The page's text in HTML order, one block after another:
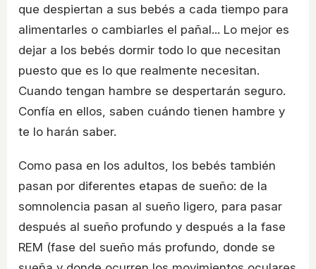
que despiertan a sus bebés a cada tiempo para
alimentarles o cambiarles el pañal... Lo mejor es
dejar a los bebés dormir todo lo que necesitan
puesto que es lo que realmente necesitan.
Cuando tengan hambre se despertarán seguro.
Confía en ellos, saben cuándo tienen hambre y
te lo harán saber.
Como pasa en los adultos, los bebés también
pasan por diferentes etapas de sueño: de la
somnolencia pasan al sueño ligero, para pasar
después al sueño profundo y después a la fase
REM (fase del sueño más profundo, donde se